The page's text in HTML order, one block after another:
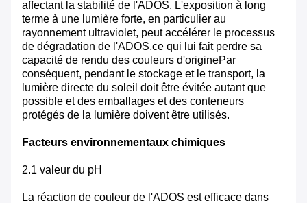
affectant la stabilité de l'ADOS. L'exposition à long
terme à une lumière forte, en particulier au
rayonnement ultraviolet, peut accélérer le processus
de dégradation de l'ADOS,ce qui lui fait perdre sa
capacité de rendu des couleurs d'originePar
conséquent, pendant le stockage et le transport, la
lumière directe du soleil doit être évitée autant que
possible et des emballages et des conteneurs
protégés de la lumière doivent être utilisés.
Facteurs environnementaux chimiques
2.1 valeur du pH
La réaction de couleur de l'ADOS est efficace dans